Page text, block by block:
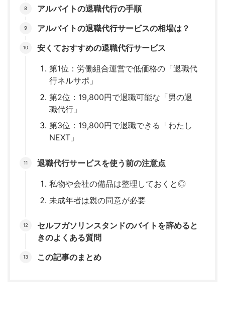
アルバイトの退職代行の手順
アルバイトの退職代行サービスの相場は？
安くておすすめの退職代行サービス
第1位：労働組合運営で低価格の「退職代
行ネルサポ」
第2位：19,800円で退職可能な「男の退
職代行」
第3位：19,800円で退職できる「わたし
NEXT」
退職代行サービスを使う前の注意点
私物や会社の備品は整理しておくと◎
未成年者は親の同意が必要
セルフガソリンスタンドのバイトを辞めると
きのよくある質問
この記事のまとめ